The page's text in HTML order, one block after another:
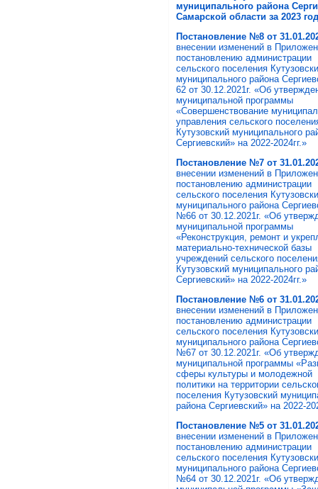
муниципального района
Самарской области за 2023
Постановление №8 от
внесении изменений в
постановлению администрации
сельского поселения
муниципального района
62 от 30.12.2021г. «Об
муниципальной программы
«Совершенствование
управления сельского
Кутузовский муниципального
Сергиевский» на 2022-2024гг.»
Постановление №7 от
внесении изменений в
постановлению администрации
сельского поселения
муниципального района
№66 от 30.12.2021г. «Об
муниципальной программы
«Реконструкция, ремонт и
материально-технической базы
учреждений сельского
Кутузовский муниципального
Сергиевский» на 2022-2024гг.»
Постановление №6 от
внесении изменений в
постановлению администрации
сельского поселения
муниципального района
№67 от 30.12.2021г. «Об
муниципальной программы
сферы культуры и молодежной
политики на территории
поселения Кутузовский
района Сергиевский» на 2022-
Постановление №5 от
внесении изменений в
постановлению администрации
сельского поселения
муниципального района
№64 от 30.12.2021г. «Об